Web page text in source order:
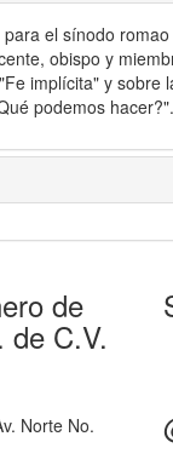
el sínodo
obispo y
implícita" y
podemos hacer?".
de
de C.V.
Norte No.